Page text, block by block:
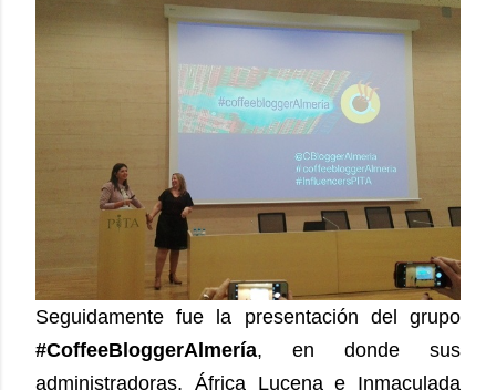
Seguidamente fue la presentación del grupo
#CoffeeBloggerAlmería, en donde sus
administradoras, África Lucena e Inmaculada